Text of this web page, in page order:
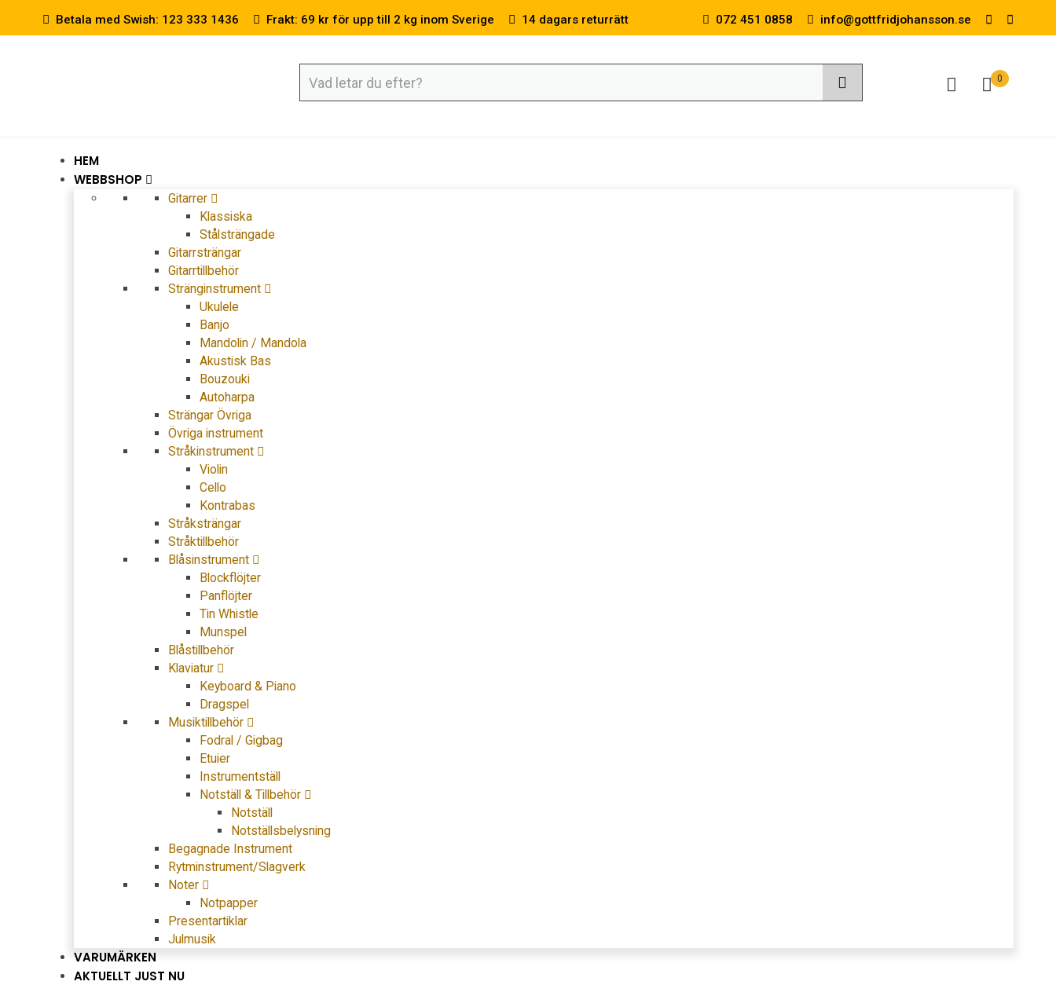
Betala med Swish: 123 333 1436 Frakt: 69 kr för upp till 2 kg inom Sverige 14 dagars returrätt 072 451 0858 info@gottfridjohansson.se
0
HEM
WEBBSHOP
Gitarrer
Klassiska
Stålsträngade
Gitarrsträngar
Gitarrtillbehör
Stränginstrument
Ukulele
Banjo
Mandolin / Mandola
Akustisk Bas
Bouzouki
Autoharpa
Strängar Övriga
Övriga instrument
Stråkinstrument
Violin
Cello
Kontrabas
Stråksträngar
Stråktillbehör
Blåsinstrument
Blockflöjter
Panflöjter
Tin Whistle
Munspel
Blåstillbehör
Klaviatur
Keyboard & Piano
Dragspel
Musiktillbehör
Fodral / Gigbag
Etuier
Instrumentställ
Notställ & Tillbehör
Notställ
Notställsbelysning
Begagnade Instrument
Rytminstrument/Slagverk
Noter
Notpapper
Presentartiklar
Julmusik
VARUMÄRKEN
AKTUELLT JUST NU